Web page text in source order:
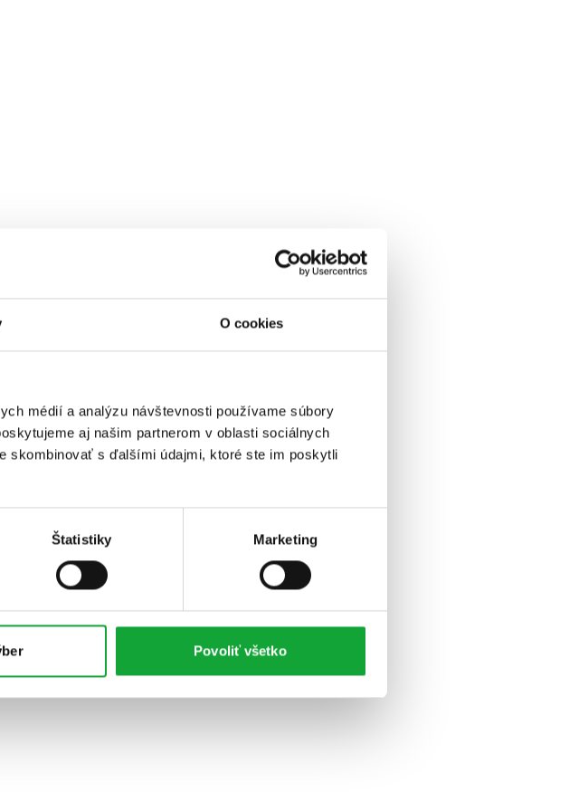
O cookies
médií a analýzu návštevnosti používame súbory
aj našim partnerom v oblasti sociálnych
skombinovať s ďalšími údajmi, ktoré ste im poskytli
Štatistiky Marketing
Povoliť všetko